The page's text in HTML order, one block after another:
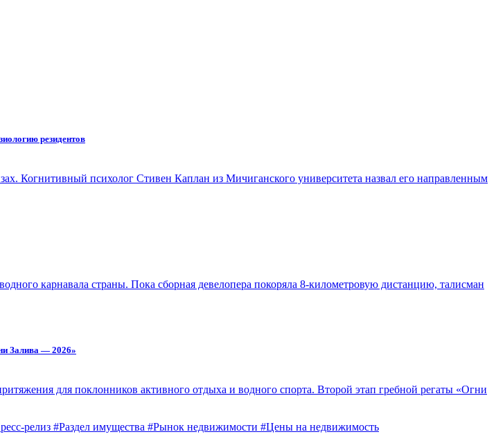
резидентов
Когнитивный психолог Стивен Каплан из Мичиганского университета назвал его направленным
карнавала страны. Пока сборная девелопера покоряла 8-километровую дистанцию, талисман
Залива — 2026»
для поклонников активного отдыха и водного спорта. Второй этап гребной регаты «Огни
релиз #Раздел имущества #Рынок недвижимости #Цены на недвижимость